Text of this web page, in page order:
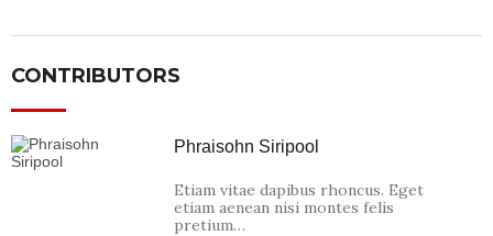
CONTRIBUTORS
Phraisohn Siripool
Etiam vitae dapibus rhoncus. Eget
etiam aenean nisi montes felis
pretium…